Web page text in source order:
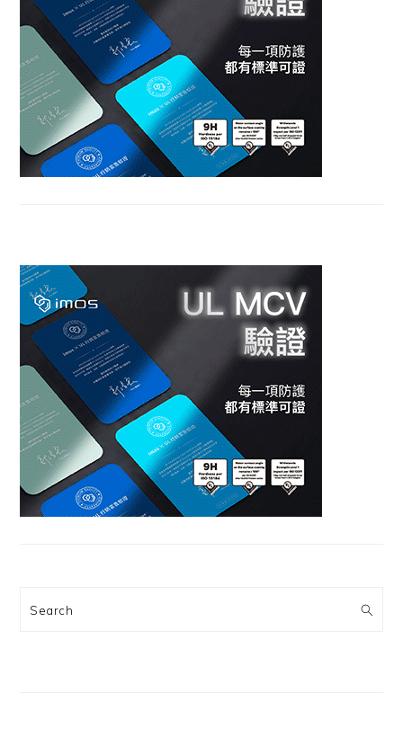
Search